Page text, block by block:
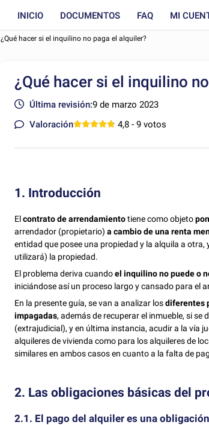
INICIO DOCUMENTOS FAQ MI
¿Qué hacer si el inquilino no paga el alquiler?
¿Qué hacer si el inquilino
Última revisión:9 de marzo 2023
Valoración
4,8 - 9 votos
1. Introducción
Elcontrato de arrendamientotiene como objeto
arrendador (propietario)a cambio de una renta
entidad que posee una propiedad y la alquila a
utilizará) la propiedad.
El problema deriva cuandoel inquilino no puede o
iniciándose así un proceso largo y cansado para el
En la presente guía, se van a analizar losdiferentes
impagadas, además de recuperar el inmueble, si
(extrajudicial), y en última instancia, acudir a la vía
alquileres de vivienda como para los alquileres de
similares en ambos casos en cuanto a la falta de
2. Las obligaciones básicas del
2.1. El pago del alquiler es una